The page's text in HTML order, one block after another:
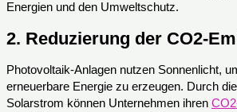
Energien und den Umweltschutz.
2. Reduzierung der CO2-
Photovoltaik-Anlagen nutzen Sonnenlicht,
erneuerbare Energie zu erzeugen. Durch
Solarstrom können Unternehmen ihren